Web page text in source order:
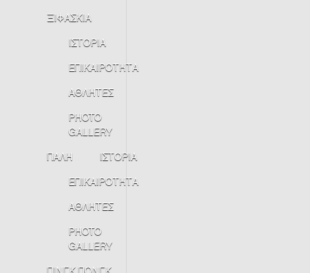
ΞΙΦΑΣΚΙΑ
ΙΣΤΟΡΙΑ
ΕΠΙΚΑΙΡΟΤΗΤΑ
ΑΘΛΗΤΕΣ
PHOTO
GALLERY
ΠΑΛΗ
ΙΣΤΟΡΙΑ
ΕΠΙΚΑΙΡΟΤΗΤΑ
ΑΘΛΗΤΕΣ
PHOTO
GALLERY
ΠΙΝΓΚ ΠΟΝΓΚ